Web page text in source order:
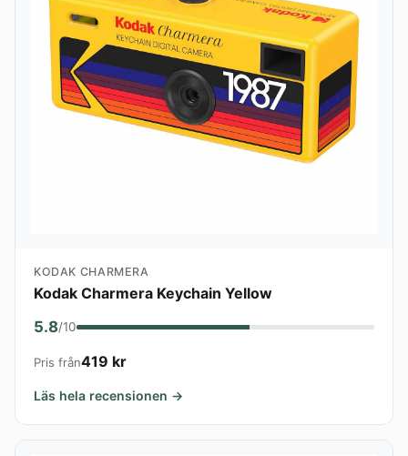
KODAK CHARMERA
Kodak Charmera Keychain Yellow
5.8/10
Pris från419 kr
Läs hela recensionen →